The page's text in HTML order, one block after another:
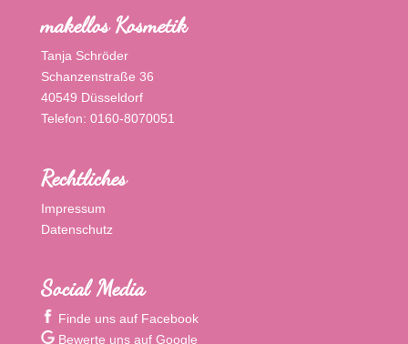
makellos Kosmetik
Tanja Schröder
Schanzenstraße 36
40549 Düsseldorf
Telefon: 0160-8070051
Rechtliches
Impressum
Datenschutz
Social Media
Finde uns auf Facebook
Bewerte uns auf Google